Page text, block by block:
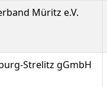
Müritz e.V.
Strelitz gGmbH